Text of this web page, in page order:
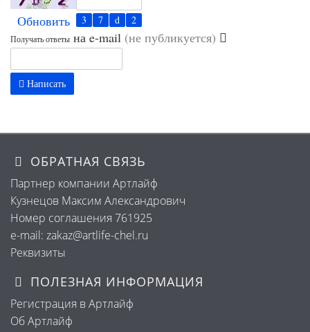
Обновить
Получать ответы на e-mail (не публикуется)
Написать
ОБРАТНАЯ СВЯЗЬ
Партнер компании Артлайф
Кузнецов Максим Александрович
Номер соглашения 761925
e-mail: zakaz@artlife-chel.ru
Реквизиты
ПОЛЕЗНАЯ ИНФОРМАЦИЯ
Регистрация в Артлайф
Об Артлайф